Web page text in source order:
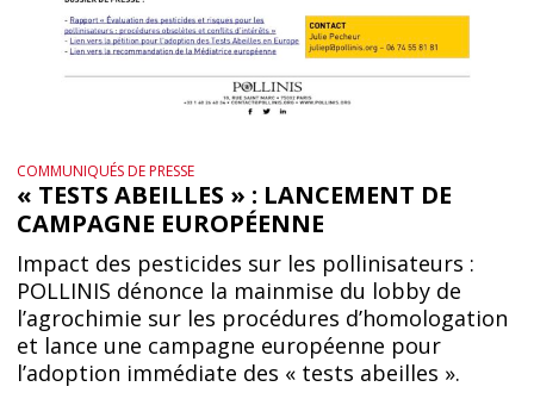
COMMUNIQUÉS DE PRESSE
« TESTS ABEILLES » : LANCEMENT DE
CAMPAGNE EUROPÉENNE
Impact des pesticides sur les pollinisateurs :
POLLINIS dénonce la mainmise du lobby de
l’agrochimie sur les procédures d’homologation
et lance une campagne européenne pour
l’adoption immédiate des « tests abeilles ».